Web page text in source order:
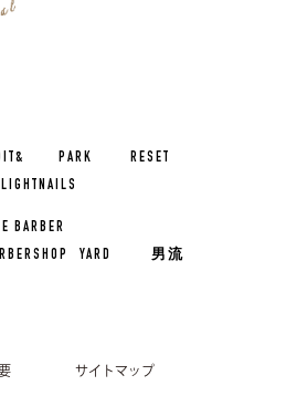
PARK
RESET
LIGHTNAILS
BARBER
YARD 男流
サイトマップ